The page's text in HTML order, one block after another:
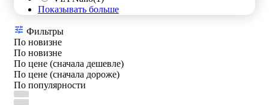
Показывать больше
Фильтры
По новизне
По новизне
По цене (сначала дешевле)
По цене (сначала дороже)
По популярности